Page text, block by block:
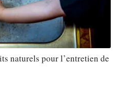
naturels pour l’entretien de